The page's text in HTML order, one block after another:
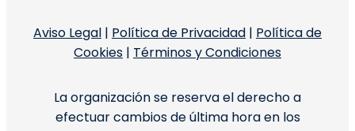
Aviso Legal | Política de Privacidad | Política de
Cookies | Términos y Condiciones
La organización se reserva el derecho a
efectuar cambios de última hora en los